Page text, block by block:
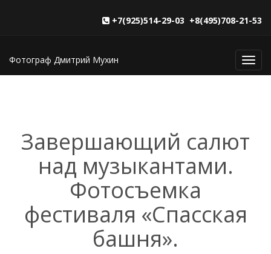
+7(925)514-29-03 +8(495)708-21-53
Фотограф Дмитрий Мухин
Завершающий салют
над музыкантами.
Фотосъемка
фестиваля «Спасская
башня».